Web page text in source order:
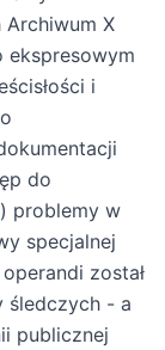
Archiwum X
i
do
problemy w
specjalnej
został
śledczych - a
publicznej